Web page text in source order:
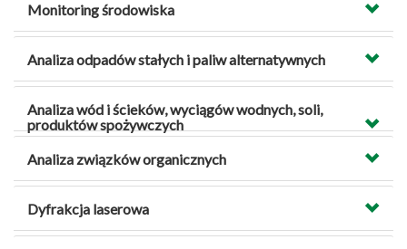
Monitoring środowiska
Analiza odpadów stałych i paliw alternatywnych
Analiza wód i ścieków, wyciągów wodnych, soli,
produktów spożywczych
Analiza związków organicznych
Dyfrakcja laserowa